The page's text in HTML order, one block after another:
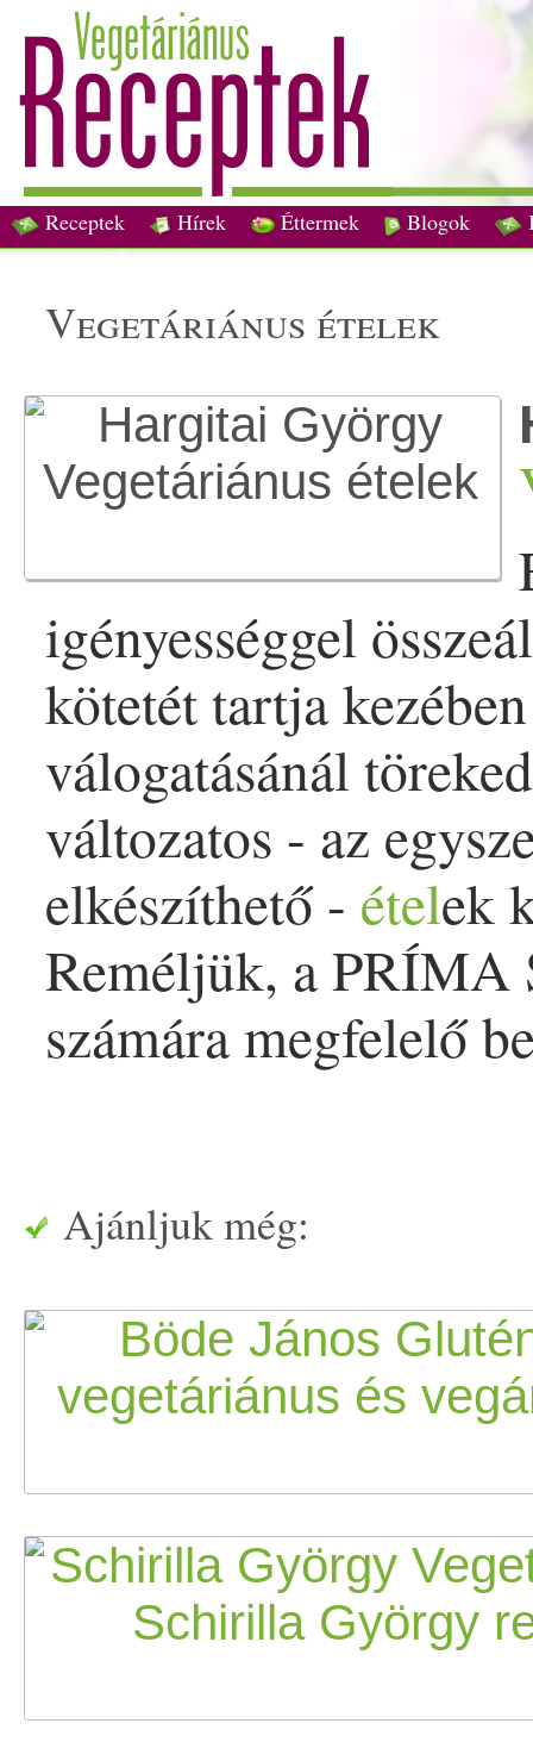
Receptek Hírek Éttermek Blogok
vegetáriánus ételek
igényességgel
kötetét tartja
válogatásánál
változatos - az
elkészíthető - ételek
Reméljük, a
számára megfelelő
Ajánljuk még: